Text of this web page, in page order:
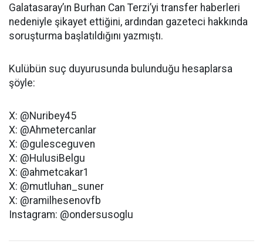
Galatasaray’ın Burhan Can Terzi’yi transfer haberleri
nedeniyle şikayet ettiğini, ardından gazeteci hakkında
soruşturma başlatıldığını yazmıştı.
Kulübün suç duyurusunda bulunduğu hesaplarsa
şöyle:
X: @Nuribey45
X: @Ahmetercanlar
X: @gulesceguven
X: @HulusiBelgu
X: @ahmetcakar1
X: @mutluhan_suner
X: @ramilhesenovfb
Instagram: @ondersusoglu